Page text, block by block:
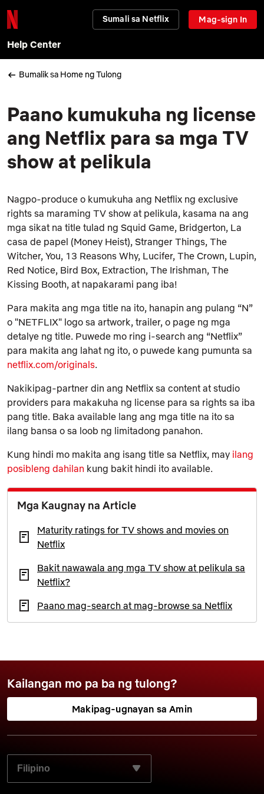
Sumali sa Netflix Mag-sign In
Help Center
Bumalik sa Home ng Tulong
Paano kumukuha ng license
ang Netflix para sa mga TV
show at pelikula
Nagpo-produce o kumukuha ang Netflix ng exclusive
rights sa maraming TV show at pelikula, kasama na ang
mga sikat na title tulad ng Squid Game, Bridgerton, La
casa de papel (Money Heist), Stranger Things, The
Witcher, You, 13 Reasons Why, Lucifer, The Crown, Lupin,
Red Notice, Bird Box, Extraction, The Irishman, The
Kissing Booth, at napakarami pang iba!
Para makita ang mga title na ito, hanapin ang pulang “N”
o "NETFLIX" logo sa artwork, trailer, o page ng mga
detalye ng title. Puwede mo ring i-search ang “Netflix”
para makita ang lahat ng ito, o puwede kang pumunta sa
netflix.com/originals.
Nakikipag-partner din ang Netflix sa content at studio
providers para makakuha ng license para sa rights sa iba
pang title. Baka available lang ang mga title na ito sa
ilang bansa o sa loob ng limitadong panahon.
Kung hindi mo makita ang isang title sa Netflix, may ilang
posibleng dahilan kung bakit hindi ito available.
Mga Kaugnay na Article
Maturity ratings for TV shows and movies on
Netflix
Bakit nawawala ang mga TV show at pelikula sa
Netflix?
Paano mag-search at mag-browse sa Netflix
Kailangan mo pa ba ng tulong?
Makipag-ugnayan sa Amin
PILIIN ANG GUSTO MONG WIKA: